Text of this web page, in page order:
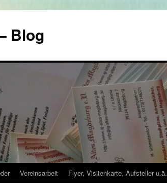
Blog
Vereinsarbeit Flyer, Visitenkarte, Aufsteller u.ä.